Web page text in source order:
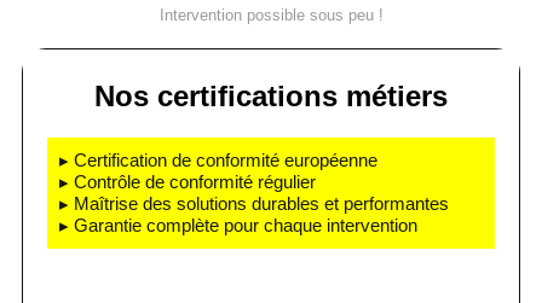
Intervention possible sous peu !
Nos certifications métiers
▸ Certification de conformité européenne
▸ Contrôle de conformité régulier
▸ Maîtrise des solutions durables et performantes
▸ Garantie complète pour chaque intervention